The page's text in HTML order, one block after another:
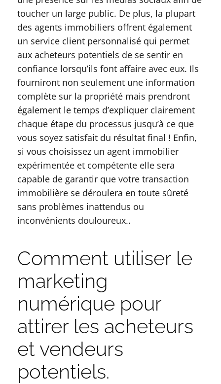
toucher un large public. De plus, la plupart
des agents immobiliers offrent également
un service client personnalisé qui permet
aux acheteurs potentiels de se sentir en
confiance lorsqu’ils font affaire avec eux. Ils
fourniront non seulement une information
complète sur la propriété mais prendront
également le temps d’expliquer clairement
chaque étape du processus jusqu’à ce que
vous soyez satisfait du résultat final ! Enfin,
si vous choisissez un agent immobilier
expérimentée et compétente elle sera
capable de garantir que votre transaction
immobilière se déroulera en toute sûreté
sans problèmes inattendus ou
inconvénients douloureux..
Comment utiliser le
marketing
numérique pour
attirer les acheteurs
et vendeurs
potentiels.